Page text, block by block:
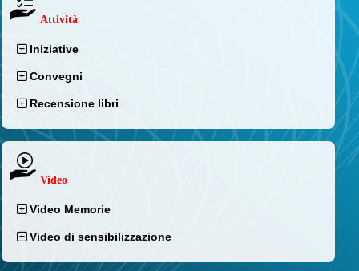
Attività
Iniziative
Convegni
Recensione libri
Video
Video Memorie
Video di sensibilizzazione